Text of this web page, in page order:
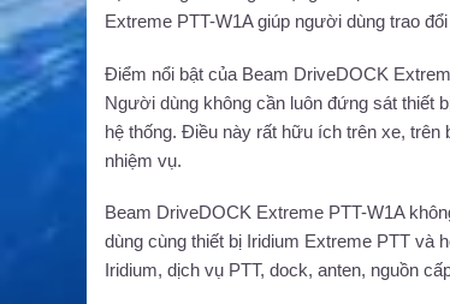
Extreme PTT-W1A giúp người dùng trao
Điểm nổi bật của Beam DriveDOCK
Người dùng không cần luôn đứng sát thiết
hệ thống. Điều này rất hữu ích trên xe,
nhiệm vụ.
Beam DriveDOCK Extreme PTT-W1A
dùng cùng thiết bị Iridium Extreme PTT
Iridium, dịch vụ PTT, dock, anten, nguồn